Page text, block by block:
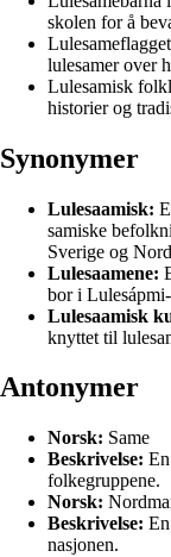
skolen for å
lulesamer over
Lulesamisk
historier og
Synonymer
Lulesaamisk:
samiske
Sverige og
Lulesaamene:
bor i
Lulesaamisk
knyttet til
Antonymer
Norsk: Same
Beskrivelse:
folkegruppene.
Norsk:
Beskrivelse:
nasjonen.